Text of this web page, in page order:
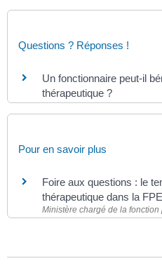
Questions ? Réponses !
Un fonctionnaire peut-il
thérapeutique ?
Pour en savoir plus
Foire aux questions : le
thérapeutique dans la FPE
Ministère chargé de la